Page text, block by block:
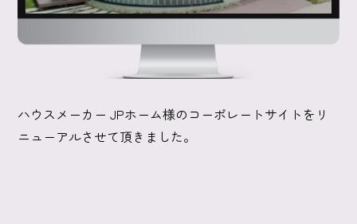
ハウスメーカー JPホーム様のコーポレートサイトをリ
ニューアルさせて頂きました。